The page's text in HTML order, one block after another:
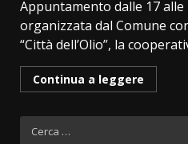
Appuntamento dalle 17
organizzata dal Comune
“Città dell’Olio”, la
Continua a leggere
Ricerca